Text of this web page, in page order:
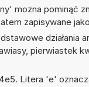
można pominąć
zapisywane
działania
pierwiastek
Litera 'e'